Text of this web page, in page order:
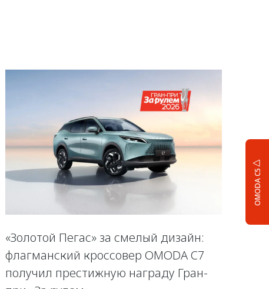
OMODA C5
«Золотой Пегас» за смелый дизайн:
флагманский кроссовер OMODA C7
получил престижную награду Гран-